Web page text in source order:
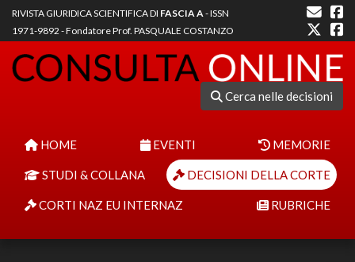
RIVISTA GIURIDICA SCIENTIFICA DI FASCIA A- ISSN
1971-9892 - Fondatore Prof. PASQUALE COSTANZO
Cerca nelle decisioni
HOME EVENTI MEMORIE
STUDI & COLLANA DECISIONI DELLA CORTE
CORTI NAZ EU INTERNAZ RUBRICHE